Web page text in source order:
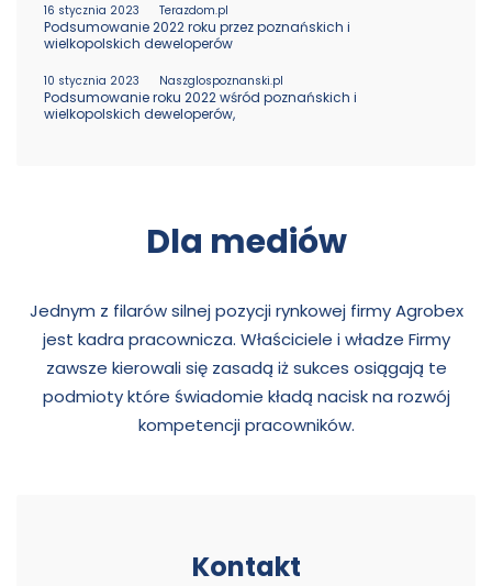
16 stycznia 2023 Terazdom.pl
Podsumowanie 2022 roku przez poznańskich i
wielkopolskich deweloperów
10 stycznia 2023 Naszglospoznanski.pl
Podsumowanie roku 2022 wśród poznańskich i
wielkopolskich deweloperów,
Dla mediów
Jednym z filarów silnej pozycji rynkowej firmy Agrobex
jest kadra pracownicza. Właściciele i władze Firmy
zawsze kierowali się zasadą iż sukces osiągają te
podmioty które świadomie kładą nacisk na rozwój
kompetencji pracowników.
Kontakt